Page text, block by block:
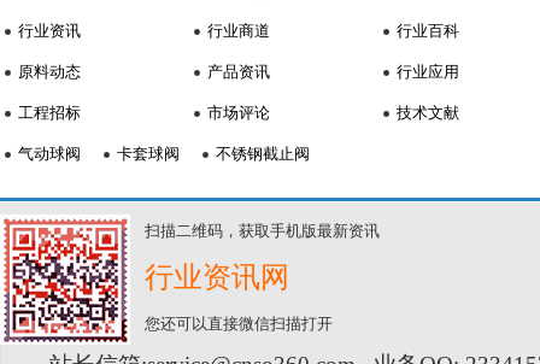
行业资讯
原料动态
工程招标
行业商道
产品资讯
市场评论
行业百科
行业应用
技术文献
气动球阀 卡套球阀 不锈钢截止阀
扫描二维码，获取手机版最新资讯
行业资讯网
您还可以直接微信扫描打开